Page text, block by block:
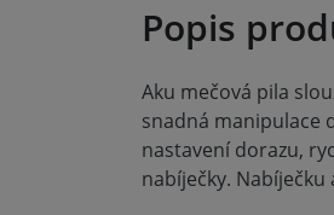
Popis
Aku mečová pila
snadná manipulace
nastavení dorazu,
nabíječky. Nabíječku